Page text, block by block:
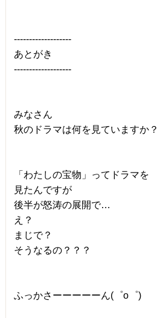
-------------------
あとがき
-------------------
みなさん
秋のドラマは何を見ていますか？
「わたしの宝物」ってドラマを
見たんですが
後半が怒涛の展開で…
え？
まじで？
そうなるの？？？
ふっかさーーーーーん(゜o゜)